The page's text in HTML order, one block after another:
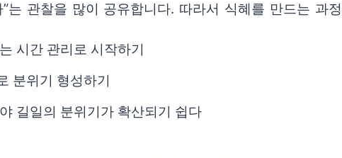
는 관찰을 많이 공유합니다. 따라서 식혜를 만드는 과
시간 관리로 시작하기
분위기 형성하기
길일의 분위기가 확산되기 쉽다